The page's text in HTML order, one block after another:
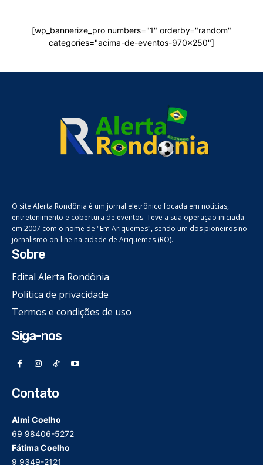
[wp_bannerize_pro numbers="1" orderby="random"
categories="acima-de-eventos-970x250"]
O site Alerta Rondônia é um jornal eletrônico focada em notícias,
entretenimento e cobertura de eventos. Teve a sua operação iniciada
em 2007 com o nome de "Em Ariquemes", sendo um dos pioneiros no
jornalismo on-line na cidade de Ariquemes (RO).
Sobre
Edital Alerta Rondônia
Politica de privacidade
Termos e condições de uso
Siga-nos
Contato
Almi Coelho
69 98406-5272
Fátima Coelho
9 9349-2121